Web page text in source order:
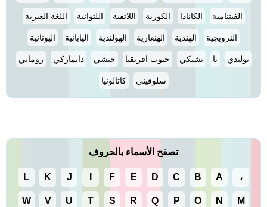
الفيتنامية الكانادا الكورية اللاتفية اللتوانية اللغة العبرية
النرويجية الهندية الهنغارية الهولندية اليابانية اليونانية
بولندي تا تشيكي جنوب افريقيا حبشي دانماركي روماني
سلوفيني كاتالونيا
تصفح الأسماء بالحروف
، A
B
C
D
E
F
J
K
L
M
N
O
P
Q
R
S
T
U
V
W